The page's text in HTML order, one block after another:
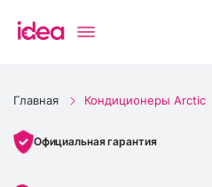
Главная Кондиционеры Arctic
Официальная гарантия